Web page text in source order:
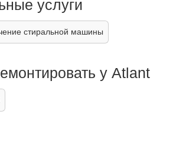
услуги
стиральной машины
у Atlant